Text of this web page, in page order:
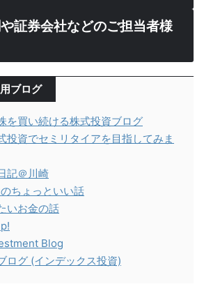
証券会社などのご担当者様
ブログ
を買い続ける株式投資ブログ
投資でセミリタイアを目指してみま
記＠川崎
ちょっといい話
いお金の話
Blog
ログ (インデックス投資)